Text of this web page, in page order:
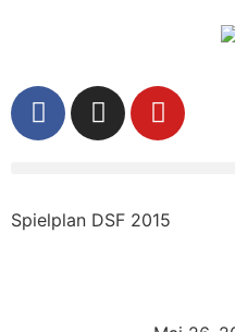
Spielplan DSF 2015